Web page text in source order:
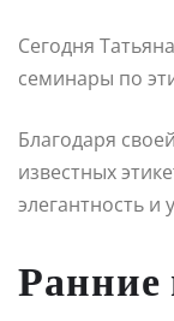
Сегодня
семинары по
Благодаря
известных
элегантность и
Ранние